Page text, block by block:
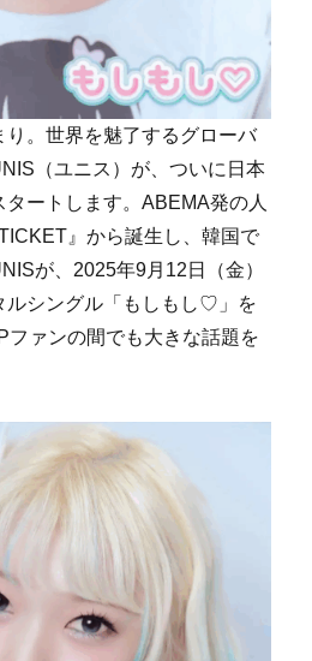
り。世界を魅了するグローバ
（ユニス）が、ついに日本
ートします。ABEMA発の人
』から誕生し、韓国で
が、2025年9月12日（金）
ルシングル「もしもし♡」を
ファンの間でも大きな話題を